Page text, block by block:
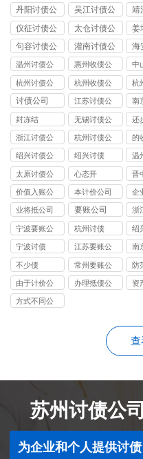
司
司
司
丹阳讨债公
司
吴江讨债公
司
靖
司
仪征讨债公
司
太仓讨债公
司
姜
司
句容讨债公
司
灌南讨债公
司
海
司
温州讨债公
司
惠州收债公
司
中
司
杭州讨债公
司
杭州收债公
司
杭
司
讨债公司
江苏讨债公
司
南
司
封冻结
无锡讨债公
司
还
浙江讨债公
司
杭州讨债公
司
的
绍兴讨债公
司
绍兴讨债
温
司
太原讨债公
司
心态开
晋
司
价值入账公
司
本计价公司 企
业将抵公司 要账公司
浙
司
宁波要账公
司
杭州讨债
绍
司
宁波讨债
江苏要账公
司
南
司
不少债
常州要账公
司
防
由于计价公
司
办理抵债公
资
方式不同公
查
苏州讨债公
为企业和个人提供讨